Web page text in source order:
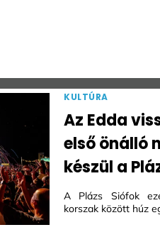
KULTÚRA
Az Edda
első önálló
készül a
A Plázs Siófok
korszak között húz